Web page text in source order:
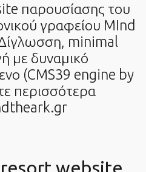
παρουσίασης του
γραφείου MInd
minimal
με δυναμικό
(CMS39 engine by
περισσότερα
website